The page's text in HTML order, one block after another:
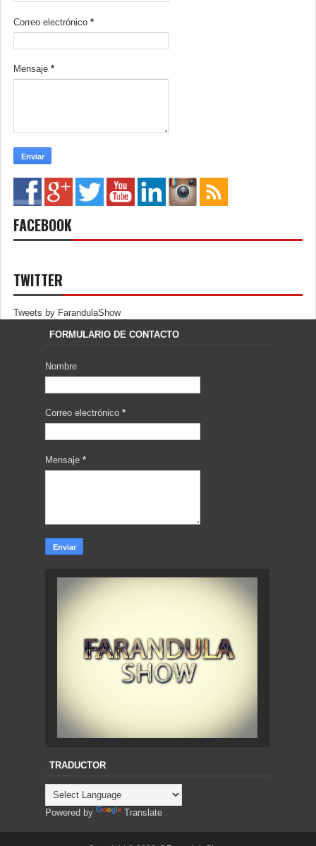
Correo electrónico *
Mensaje *
FACEBOOK
TWITTER
Tweets by FarandulaShow
FORMULARIO DE CONTACTO
Nombre
Correo electrónico *
Mensaje *
TRADUCTOR
Powered by Translate